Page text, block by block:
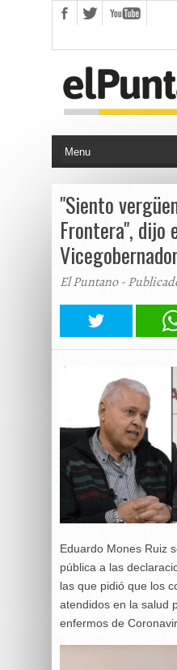
"Siento
Frontera", dijo
El Puntano -
Eduardo Mones Ruiz
pública a las
las que pidió que los
atendidos en la salud
enfermos de